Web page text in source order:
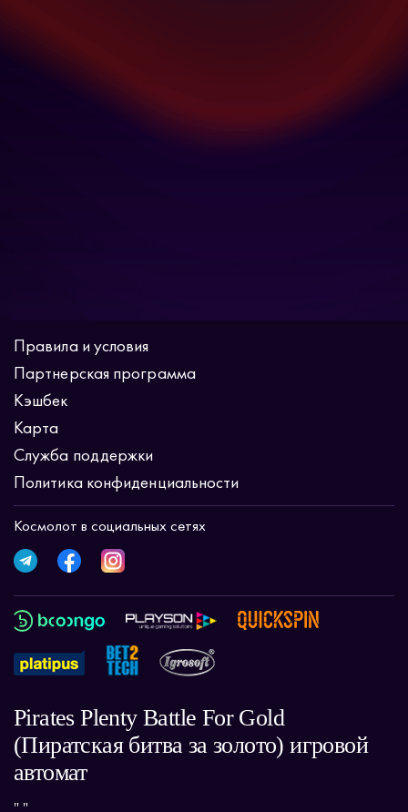
Правила и условия
Партнерская программа
Кэшбек
Карта
Служба поддержки
Политика конфиденциальности
Космолот в социальных сетях
Pirates Plenty Battle For Gold
(Пиратская битва за золото) игровой
автомат
" "